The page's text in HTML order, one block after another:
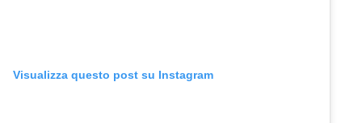
Visualizza questo post su Instagram